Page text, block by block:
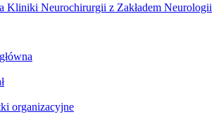
Kliniki Neurochirurgii z Zakładem Neurologii
organizacyjne